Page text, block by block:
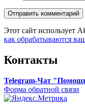
Этот сайт использует
как обрабатываются
Контакты
Telegram-Чат
Форма обратной связи